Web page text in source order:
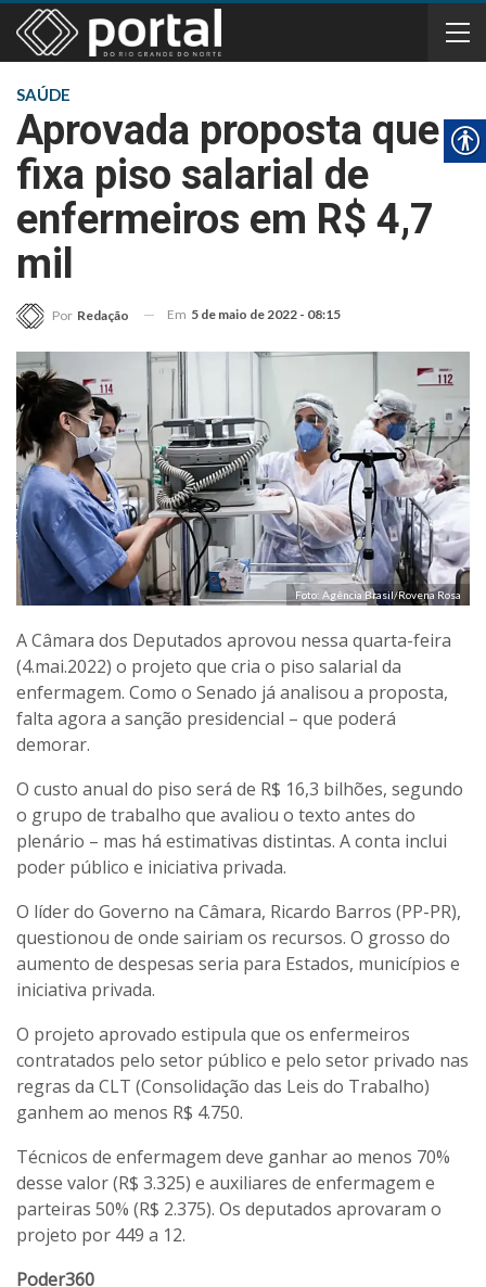
SAÚDE
Aprovada proposta que
fixa piso salarial de
enfermeiros em R$ 4,7
mil
Por Redação Em 5 de maio de 2022 - 08:15
Foto: Agência Brasil/Rovena Rosa
A Câmara dos Deputados aprovou nessa quarta-feira
(4.mai.2022) o projeto que cria o piso salarial da
enfermagem. Como o Senado já analisou a proposta,
falta agora a sanção presidencial – que poderá
demorar.
O custo anual do piso será de R$ 16,3 bilhões, segundo
o grupo de trabalho que avaliou o texto antes do
plenário – mas há estimativas distintas. A conta inclui
poder público e iniciativa privada.
O líder do Governo na Câmara, Ricardo Barros (PP-PR),
questionou de onde sairiam os recursos. O grosso do
aumento de despesas seria para Estados, municípios e
iniciativa privada.
O projeto aprovado estipula que os enfermeiros
contratados pelo setor público e pelo setor privado nas
regras da CLT (Consolidação das Leis do Trabalho)
ganhem ao menos R$ 4.750.
Técnicos de enfermagem deve ganhar ao menos 70%
desse valor (R$ 3.325) e auxiliares de enfermagem e
parteiras 50% (R$ 2.375). Os deputados aprovaram o
projeto por 449 a 12.
Poder360